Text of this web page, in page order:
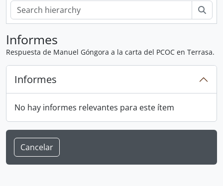
Informes
Respuesta de Manuel Góngora a la carta del PCOC en Terrasa.
Informes
No hay informes relevantes para este ítem
Cancelar